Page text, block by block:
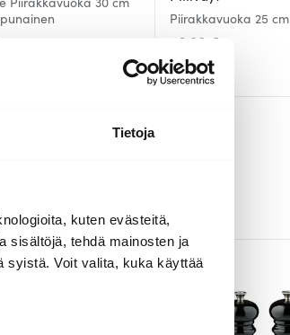
Tietoja
kuten evästeitä,
sisältöjä, tehdä mainosten ja
syistä. Voit valita, kuka käyttää
Piirakkavuoka 25 cm
46.00 €
Saatavilla